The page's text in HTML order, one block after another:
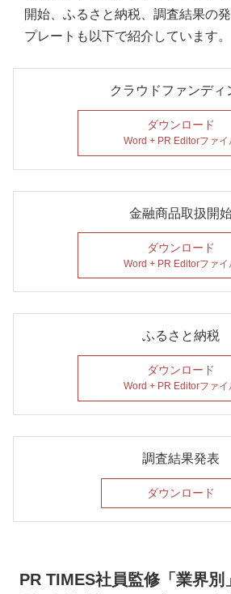
開始、ふるさと納税、調査結果の
プレートも以下で紹介しています。
クラウドファンディ
ダウンロード
Word + PR Editorファイ
金融商品取扱開
ダウンロード
Word + PR Editorファイ
ふるさと納税
ダウンロード
Word + PR Editorファイ
調査結果発表
ダウンロード
PR TIMES社員監修「業界別